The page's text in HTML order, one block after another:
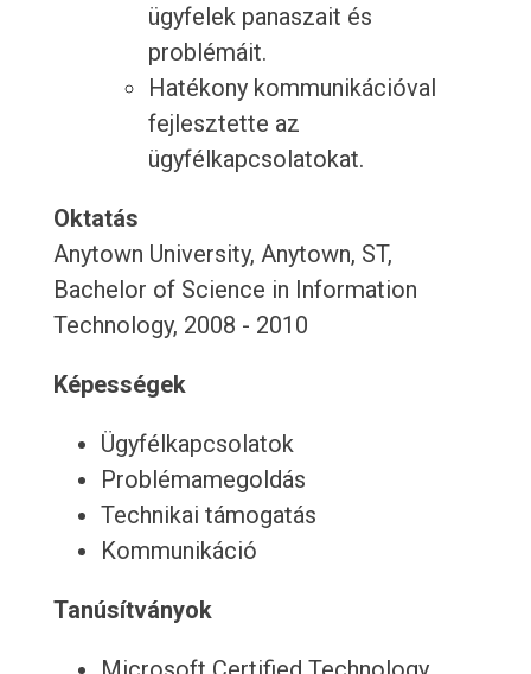
ügyfelek panaszait és
problémáit.
Hatékony kommunikációval
fejlesztette az
ügyfélkapcsolatokat.
Oktatás
Anytown University, Anytown, ST,
Bachelor of Science in Information
Technology, 2008 - 2010
Képességek
Ügyfélkapcsolatok
Problémamegoldás
Technikai támogatás
Kommunikáció
Tanúsítványok